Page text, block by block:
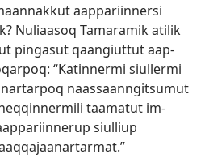
aap­pariin­nersi
Nuliaasoq Tamaramik atilik
pingasut qaangiut­tut aap­
“Katin­nermi siul­lermi
naas­saan­ngitsumut
taamatut im­
siul­liup